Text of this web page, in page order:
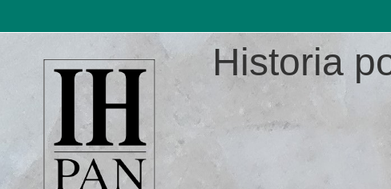
Historia